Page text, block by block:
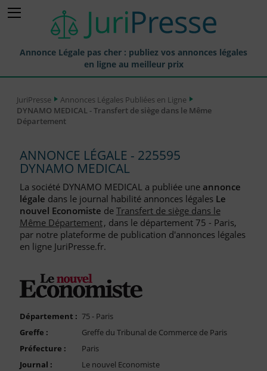
Annonce Légale pas cher : publiez vos annonces légales
en ligne au meilleur prix
Annonces Légales Publiées
Journaux Habilités (JAL) Annonces Légales
Liste des Greffes
Liste des CCI
Le Blog pour les Entreprises
Nous Contacter
Compte PRO
JuriPresse
Annonces Légales Publiées en Ligne
DYNAMO MEDICAL - Transfert de siège dans le Même
Département
ANNONCE LÉGALE - 225595
DYNAMO MEDICAL
La société DYNAMO MEDICAL a publiée une annonce
légale dans le journal habilité annonces légales Le
nouvel Economiste deTransfert de siège dans le
Même Département, dans le département 75 - Paris,
par notre plateforme de publication d'annonces légales
en ligne JuriPresse.fr.
Département : 75 - Paris
Greffe :
Greffe du Tribunal de Commerce de Paris
Préfecture :
Paris
Journal :
Le nouvel Economiste